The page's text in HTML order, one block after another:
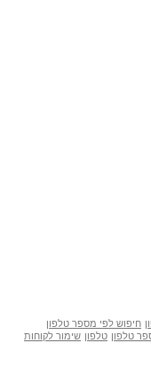
חיפוש לפי מספר טלפון
טלפון טלפון שימור לקוחות